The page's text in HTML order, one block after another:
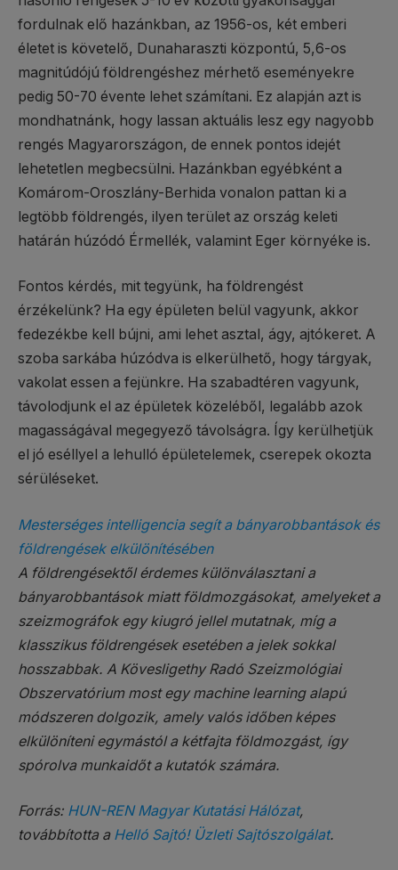
fordulnak elő hazánkban, az 1956-os, két emberi
életet is követelő, Dunaharaszti központú, 5,6-os
magnitúdójú földrengéshez mérhető eseményekre
pedig 50-70 évente lehet számítani. Ez alapján azt is
mondhatnánk, hogy lassan aktuális lesz egy nagyobb
rengés Magyarországon, de ennek pontos idejét
lehetetlen megbecsülni. Hazánkban egyébként a
Komárom-Oroszlány-Berhida vonalon pattan ki a
legtöbb földrengés, ilyen terület az ország keleti
határán húzódó Érmellék, valamint Eger környéke is.
Fontos kérdés, mit tegyünk, ha földrengést
érzékelünk? Ha egy épületen belül vagyunk, akkor
fedezékbe kell bújni, ami lehet asztal, ágy, ajtókeret. A
szoba sarkába húzódva is elkerülhető, hogy tárgyak,
vakolat essen a fejünkre. Ha szabadtéren vagyunk,
távolodjunk el az épületek közeléből, legalább azok
magasságával megegyező távolságra. Így kerülhetjük
el jó eséllyel a lehulló épületelemek, cserepek okozta
sérüléseket.
Mesterséges intelligencia segít a bányarobbantások és
földrengések elkülönítésében
A földrengésektől érdemes különválasztani a
bányarobbantások miatt földmozgásokat, amelyeket a
szeizmográfok egy kiugró jellel mutatnak, míg a
klasszikus földrengések esetében a jelek sokkal
hosszabbak. A Kövesligethy Radó Szeizmológiai
Obszervatórium most egy machine learning alapú
módszeren dolgozik, amely valós időben képes
elkülöníteni egymástól a kétfajta földmozgást, így
spórolva munkaidőt a kutatók számára.
Forrás: HUN-REN Magyar Kutatási Hálózat,
továbbította a Helló Sajtó! Üzleti Sajtószolgálat.